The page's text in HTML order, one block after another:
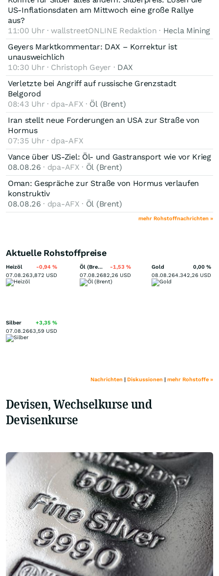
US-Inflationsdaten am Mittwoch eine große Rallye
aus?
11:00 Uhr · wallstreetONLINE Redaktion · Hecla Mining
Geyers Marktkommentar: DAX – Korrektur ist
unausweichlich
10:30 Uhr · Christoph Geyer · DAX
Verletzte bei Angriff auf russische Grenzstadt
Belgorod
08:43 Uhr · dpa-AFX · Öl (Brent)
Iran stellt neue Forderungen an USA zur Straße von
Hormus
07:35 Uhr · dpa-AFX
Vance über US-Ziel: Öl- und Gastransport wie vor Krieg
08.08.26 · dpa-AFX · Öl (Brent)
Oman: Gespräche zur Straße von Hormus verlaufen
konstruktiv
08.08.26 · dpa-AFX · Öl (Brent)
mehr Rohstoffnachrichten »
Aktuelle Rohstoffpreise
Heizöl -0,94 %
07.08.263,872 USD
Öl (Brent) -1,53 %
07.08.2682,26 USD
Gold 0,00 %
08.08.264.342,26 USD
Silber +3,35 %
07.08.2663,59 USD
Nachrichten | Diskussionen | mehr Rohstoffe »
Devisen, Wechselkurse und
Devisenkurse